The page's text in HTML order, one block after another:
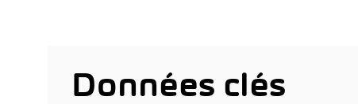
Données clés